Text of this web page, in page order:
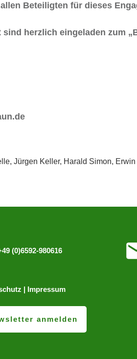
Beteiligten für dieses
herzlich eingeladen zum
Jürgen Keller, Harald Simon, Erwin
(0)6592-980616
| Impressum
anmelden